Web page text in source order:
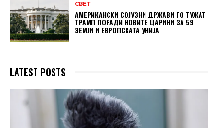
СВЕТ
АМЕРИКАНСКИ СОЈУЗНИ ДРЖАВИ ГО ТУЖАТ
ТРАМП ПОРАДИ НОВИТЕ ЦАРИНИ ЗА 59
ЗЕМЈИ И ЕВРОПСКАТА УНИЈА
LATEST POSTS